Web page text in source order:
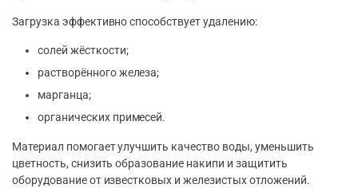
Загрузка эффективно способствует удалению:
солей жёсткости;
растворённого железа;
марганца;
органических примесей.
Материал помогает улучшить качество воды, уменьшить
цветность, снизить образование накипи и защитить
оборудование от известковых и железистых отложений.